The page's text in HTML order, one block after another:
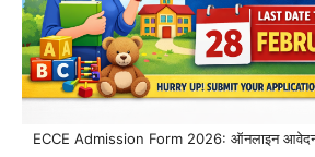
ECCE Admission Form 2026: ऑनलाइन आवेदन